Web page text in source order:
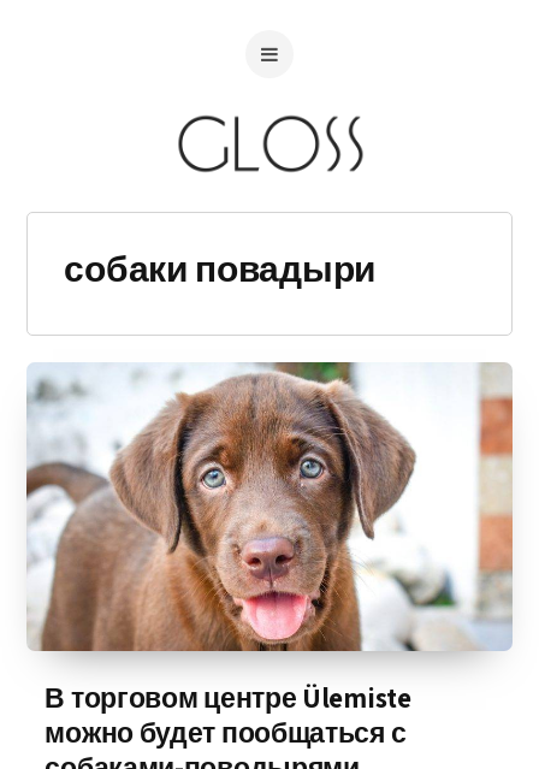
собаки повадыри
В торговом центре Ülemiste
можно будет пообщаться с